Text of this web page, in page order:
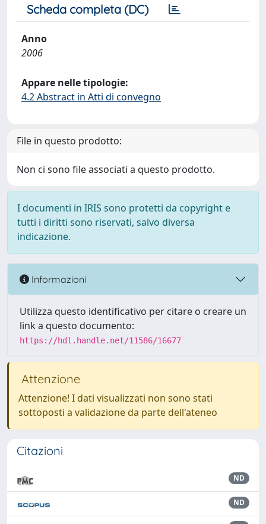
Scheda completa (DC)
Anno
2006
Appare nelle tipologie:
4.2 Abstract in Atti di convegno
File in questo prodotto:
Non ci sono file associati a questo prodotto.
I documenti in IRIS sono protetti da copyright e
tutti i diritti sono riservati, salvo diversa
indicazione.
Informazioni
Utilizza questo identificativo per citare o creare un
link a questo documento:
https://hdl.handle.net/11586/16677
Attenzione
Attenzione! I dati visualizzati non sono stati
sottoposti a validazione da parte dell'ateneo
Citazioni
ND
ND